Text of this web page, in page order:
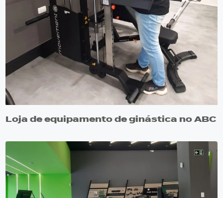
Loja de equipamento de ginástica no ABC